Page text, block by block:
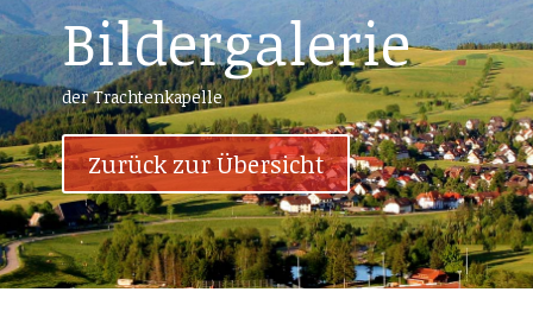
Bildergalerie
der Trachtenkapelle
Zurück zur Übersicht